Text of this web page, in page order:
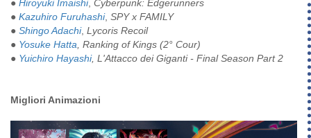
● Hiroyuki Imaishi, Cyberpunk: Edgerunners
● Kazuhiro Furuhashi, SPY x FAMILY
● Shingo Adachi, Lycoris Recoil
● Yosuke Hatta , Ranking of Kings (2° Cour)
● Yuichiro Hayashi, L'Attacco dei Giganti - Final Season Part 2
Migliori Animazioni